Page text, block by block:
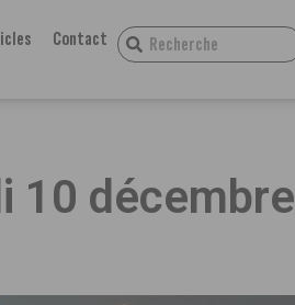
Contact
10 décembre